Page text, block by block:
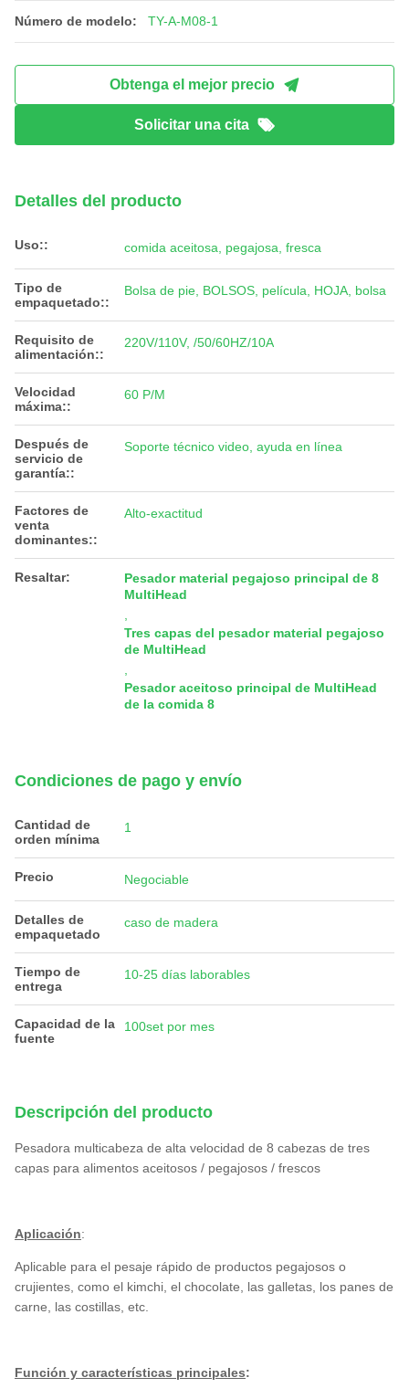
Número de modelo: TY-A-M08-1
Obtenga el mejor precio
Solicitar una cita
Detalles del producto
Uso:: comida aceitosa, pegajosa, fresca
Tipo de
empaquetado::
Bolsa de pie, BOLSOS, película, HOJA, bolsa
Requisito de
alimentación::
220V/110V, /50/60HZ/10A
Velocidad
máxima::
60 P/M
Después de
servicio de
garantía::
Soporte técnico video, ayuda en línea
Factores de
venta
dominantes::
Alto-exactitud
Resaltar:
Pesador material pegajoso principal de 8
MultiHead
Tres capas del pesador material pegajoso
de MultiHead
Pesador aceitoso principal de MultiHead
de la comida 8
Condiciones de pago y envío
Cantidad de
orden mínima
1
Precio Negociable
Detalles de
empaquetado
caso de madera
Tiempo de
entrega
10-25 días laborables
Capacidad de la
fuente
100set por mes
Descripción del producto
Pesadora multicabeza de alta velocidad de 8 cabezas de tres
capas para alimentos aceitosos / pegajosos / frescos
Aplicación:
Aplicable para el pesaje rápido de productos pegajosos o
crujientes, como el kimchi, el chocolate, las galletas, los panes de
carne, las costillas, etc.
Función y características principales: